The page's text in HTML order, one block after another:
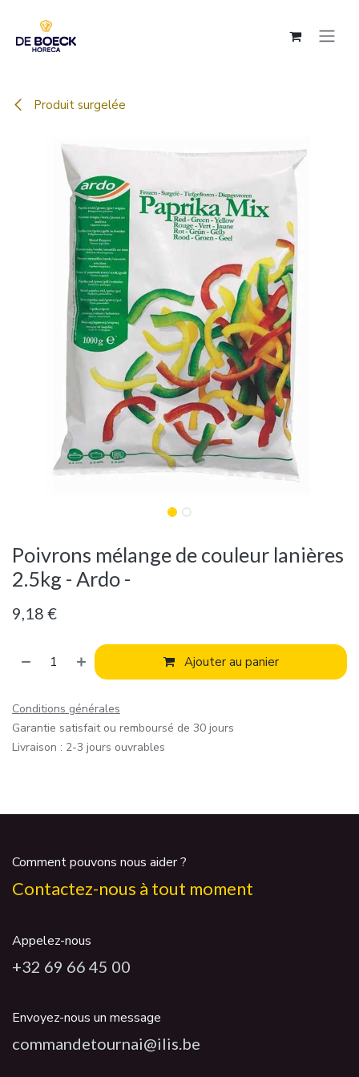
Produit surgelée
Poivrons mélange de couleur lanières
2.5kg - Ardo -
9,18 €
Ajouter au panier
Conditions générales
Garantie satisfait ou remboursé de 30 jours
Livraison : 2-3 jours ouvrables
Comment pouvons nous aider ?
Contactez-nous à tout moment
Appelez-nous
+32 69 66 45 00
Envoyez-nous un message
commandetournai@ilis.be